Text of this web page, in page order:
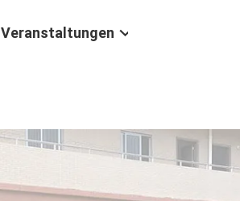
Veranstaltungen